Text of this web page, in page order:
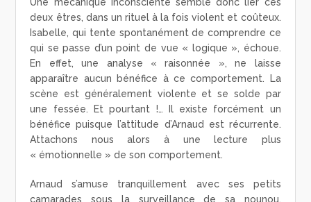
deux êtres, dans un rituel à la fois violent et coûteux.
Isabelle, qui tente spontanément de comprendre ce
qui se passe d’un point de vue « logique », échoue.
En effet, une analyse « raisonnée », ne laisse
apparaître aucun bénéfice à ce comportement. La
scène est généralement violente et se solde par
une fessée. Et pourtant !… Il existe forcément un
bénéfice puisque l’attitude d’Arnaud est récurrente.
Attachons nous alors à une lecture plus
« émotionnelle » de son comportement.
Arnaud s’amuse tranquillement avec ses petits
camarades sous la surveillance de sa nounou.